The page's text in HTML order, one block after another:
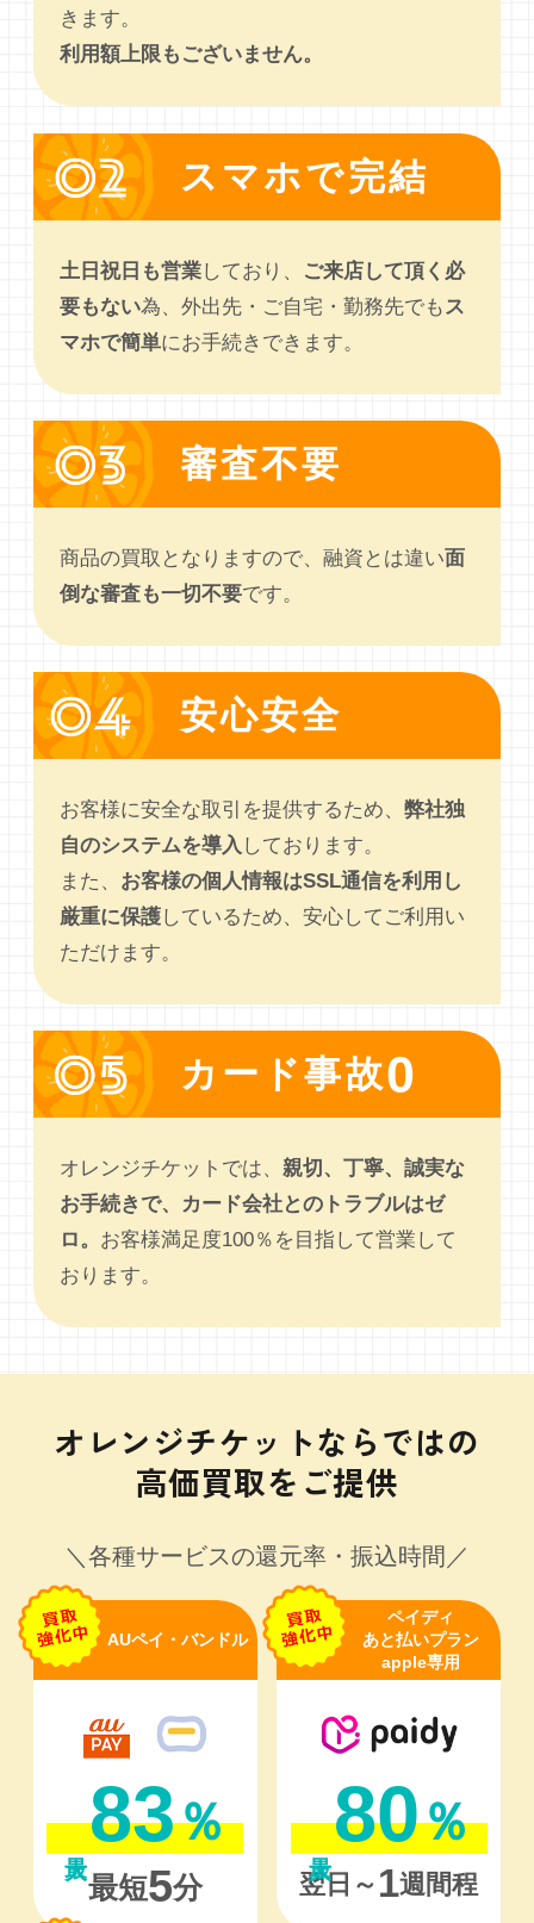
きます。
利用額上限もございません。
スマホで完結
土日祝日も営業しており、 ご来店して頂く必
要もない為、外出先・ご自宅・勤務先でも ス
マホで簡単にお手続きできます。
審査不要
商品の買取となりますので、融資とは違い面
倒な審査も一切不要です。
安心安全
お客様に安全な取引を提供するため、弊社独
自のシステムを導入 しております。
また、 お客様の個人情報はSSL通信を利用し
厳重に保護しているため、安心してご利用い
ただけます。
カード事故0
オレンジチケットでは、親切、丁寧、誠実な
お手続きで、カード会社とのトラブルはゼ
ロ。 お客様満足度100％を目指して営業して
おります。
オレンジチケットならではの
高価買取をご提供
＼各種サービスの還元率・振込時間／
AUペイ・バンドル
83％
最短5分
ペイディ
あと払いプラン
apple専用
80％
翌日～ 1週間程